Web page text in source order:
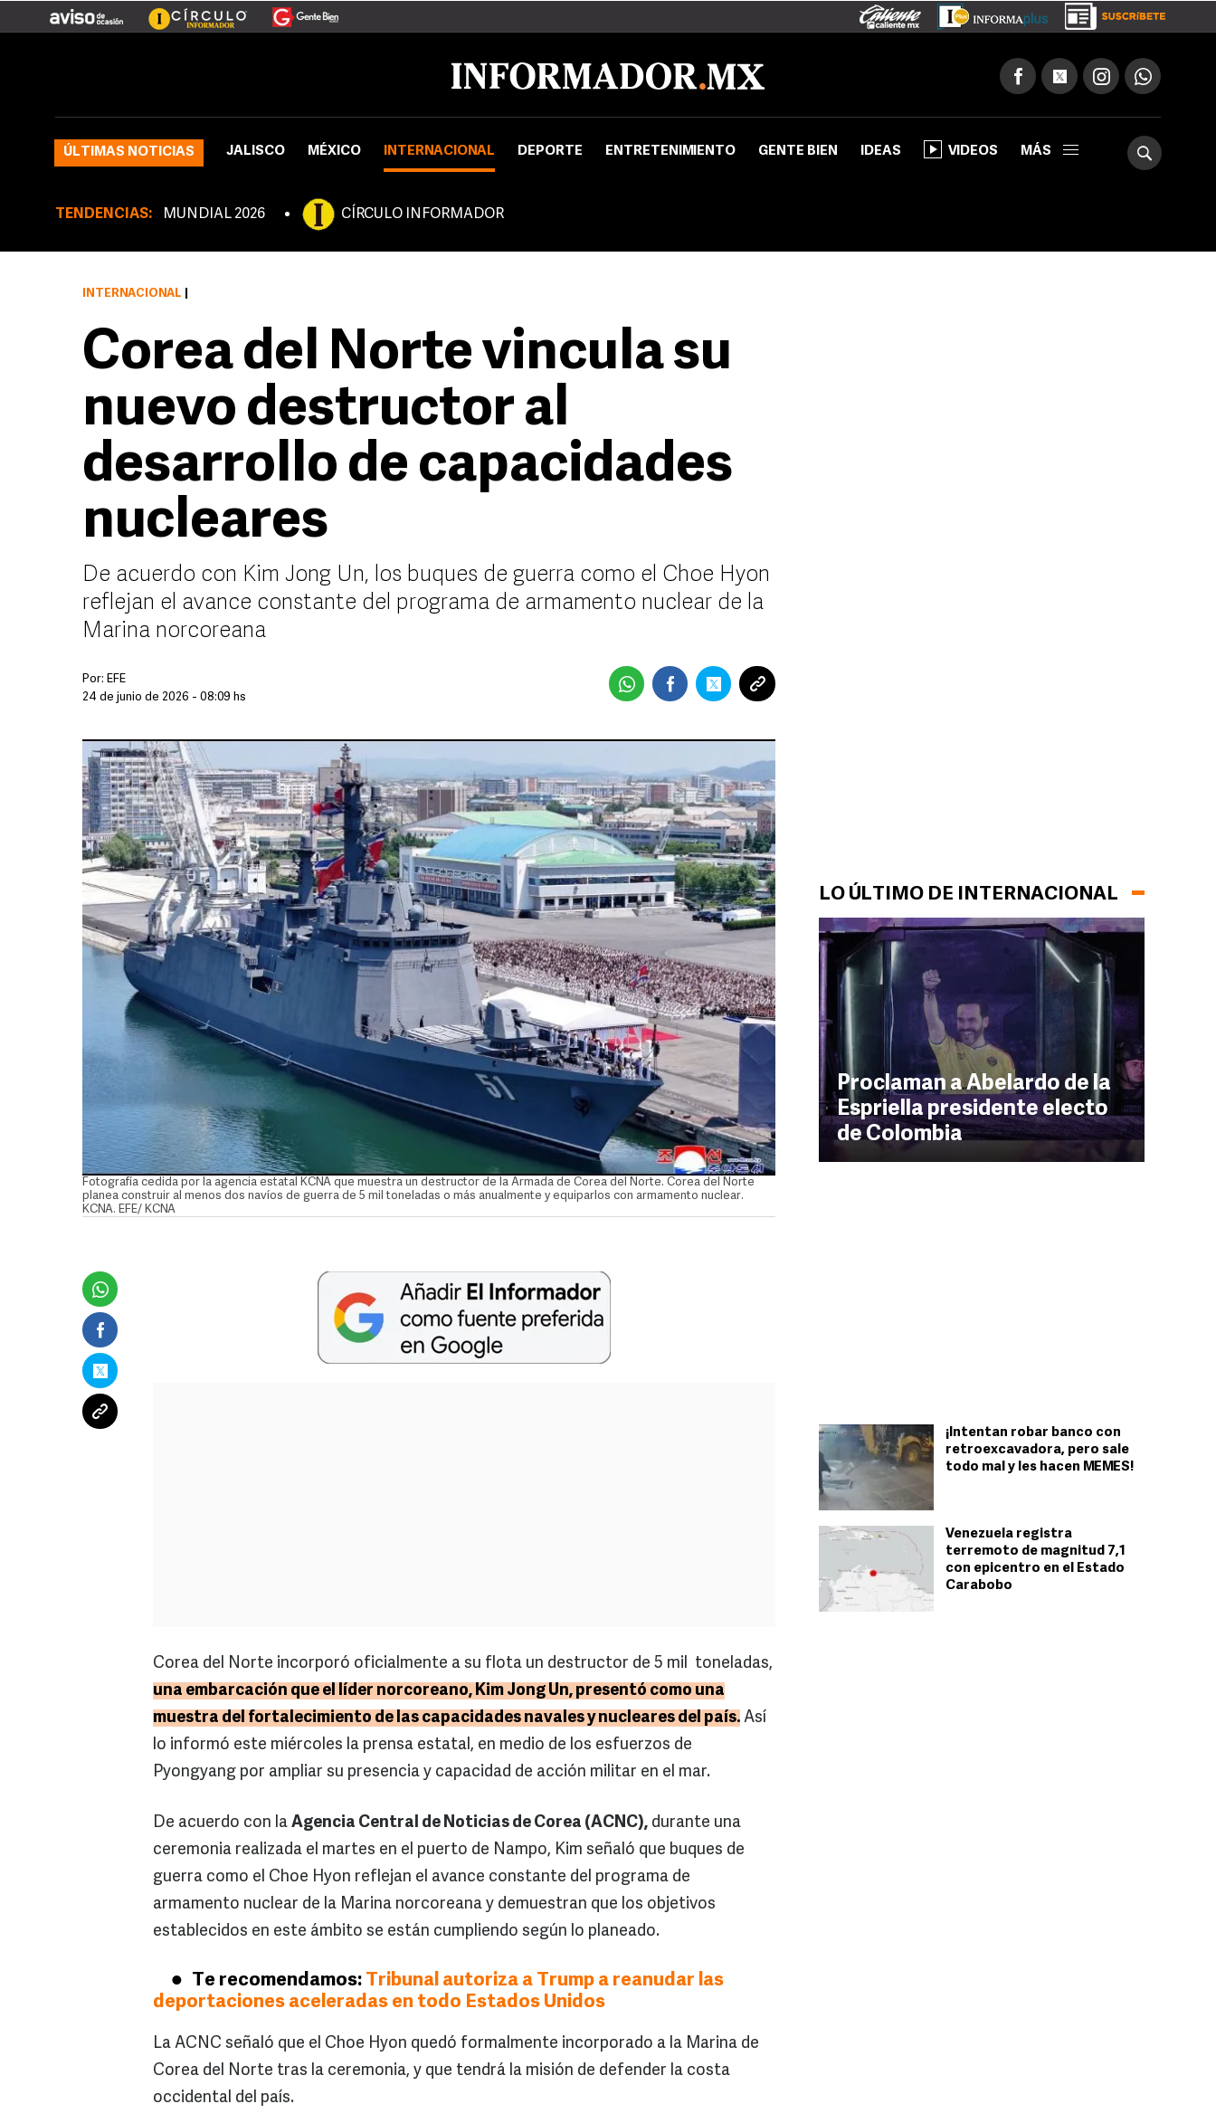
ÚLTIMAS NOTICIAS JALISCO MÉXICO INTERNACIONAL DEPORTE ENTRETENIMIENTO GENTE BIEN IDEAS VIDEOS MÁS
TENDENCIAS: MUNDIAL 2026 CÍRCULO INFORMADOR
LO ÚLTIMO DE INTERNACIONAL
Proclaman a Abelardo de la
Espriella presidente electo
de Colombia
¡Intentan robar banco con
retroexcavadora, pero sale
todo mal y les hacen MEMES!
Venezuela registra
terremoto de magnitud 7,1
con epicentro en el Estado
Carabobo
INTERNACIONAL
Corea del Norte vincula su
nuevo destructor al
desarrollo de capacidades
nucleares
De acuerdo con Kim Jong Un, los buques de guerra como el Choe Hyon
reflejan el avance constante del programa de armamento nuclear de la
Marina norcoreana
Por: EFE
24 de junio de 2026 - 08:09 hs
Fotografía cedida por la agencia estatal KCNA que muestra un destructor de la Armada de Corea del Norte. Corea del Norte
planea construir al menos dos navíos de guerra de 5 mil toneladas o más anualmente y equiparlos con armamento nuclear.
KCNA. EFE/ KCNA
Corea del Norte incorporó oficialmente a su flota un destructor de 5 mil toneladas,
una embarcación que el líder norcoreano, Kim Jong Un, presentó como una
muestra del fortalecimiento de las capacidades navales y nucleares del país. Así
lo informó este miércoles la prensa estatal, en medio de los esfuerzos de
Pyongyang por ampliar su presencia y capacidad de acción militar en el mar.
De acuerdo con la Agencia Central de Noticias de Corea (ACNC), durante una
ceremonia realizada el martes en el puerto de Nampo, Kim señaló que buques de
guerra como el Choe Hyon reflejan el avance constante del programa de
armamento nuclear de la Marina norcoreana y demuestran que los objetivos
establecidos en este ámbito se están cumpliendo según lo planeado.
Te recomendamos: Tribunal autoriza a Trump a reanudar las
deportaciones aceleradas en todo Estados Unidos
La ACNC señaló que el Choe Hyon quedó formalmente incorporado a la Marina de
Corea del Norte tras la ceremonia, y que tendrá la misión de defender la costa
occidental del país.